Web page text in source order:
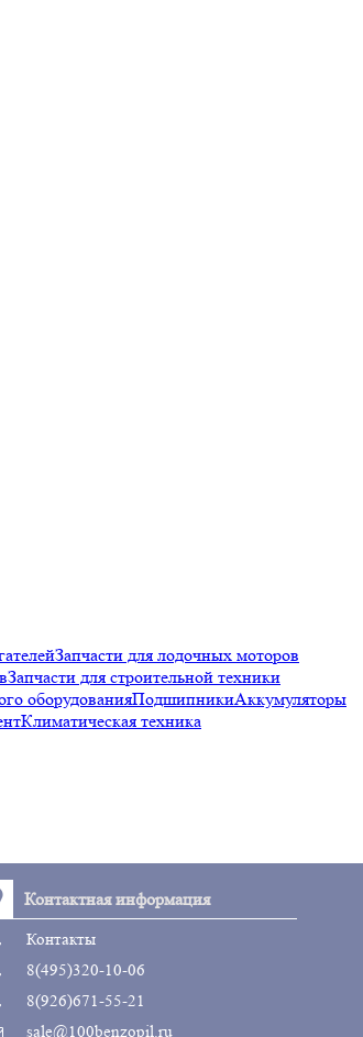
Запчасти для лодочных моторов
Запчасти для строительной техники
оборудованияПодшипникиАккумуляторы
Климатическая техника
Контактная информация
Контакты
8(495)320-10-06
8(926)671-55-21
sale@100benzopil.ru